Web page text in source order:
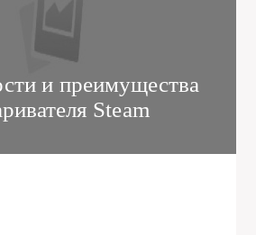
и преимущества
Steam